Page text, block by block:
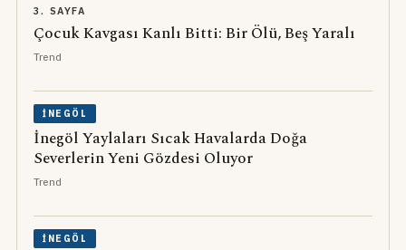
3. SAYFA
Çocuk Kavgası Kanlı Bitti: Bir Ölü, Beş Yaralı
Trend
İNEGÖL
İnegöl Yaylaları Sıcak Havalarda Doğa
Severlerin Yeni Gözdesi Oluyor
Trend
İNEGÖL